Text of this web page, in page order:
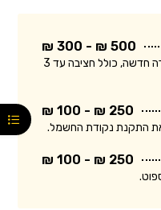
500 ₪ - 300 ₪
המחיר מתייחס להתקנת נקודת תאורה חדשה, כולל חציבה עד 3
250 ₪ - 100 ₪
את התקנת נקודת החשמל.
250 ₪ - 100 ₪